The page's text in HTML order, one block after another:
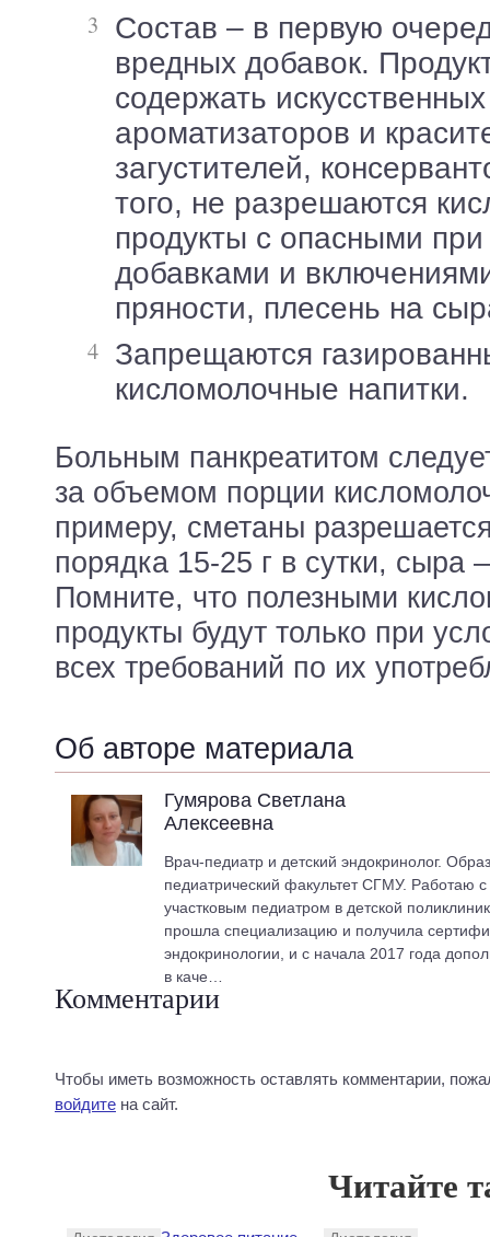
Состав – в первую очередь, отсутствие
вредных добавок.
содержать искусственных
ароматизаторов и
загустителей,
того, не разрешаются
продукты с опасными при
добавками и
пряности, плесень на
Запрещаются газированные
кисломолочные напитки.
Больным панкреатитом
за объемом порции
примеру, сметаны
порядка 15-25 г в сутки, сыра
Помните, что полезными
продукты будут только при
всех требований по их
Об авторе материала
Гумярова Светлана
Алексеевна
Врач-педиатр и детский эндокринолог.
педиатрический факультет СГМУ. Работаю
участковым педиатром в детской
прошла специализацию и получила
эндокринологии, и с начала 2017 года
в каче…
Комментарии
Чтобы иметь возможность оставлять комментарии,
войдите на сайт.
Читайте